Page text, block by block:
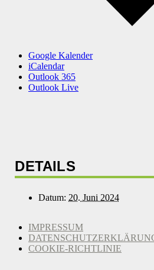
Google Kalender
iCalendar
Outlook 365
Outlook Live
DETAILS
Datum: 20. Juni 2024
IMPRESSUM
COOKIE-RICHTLINIE